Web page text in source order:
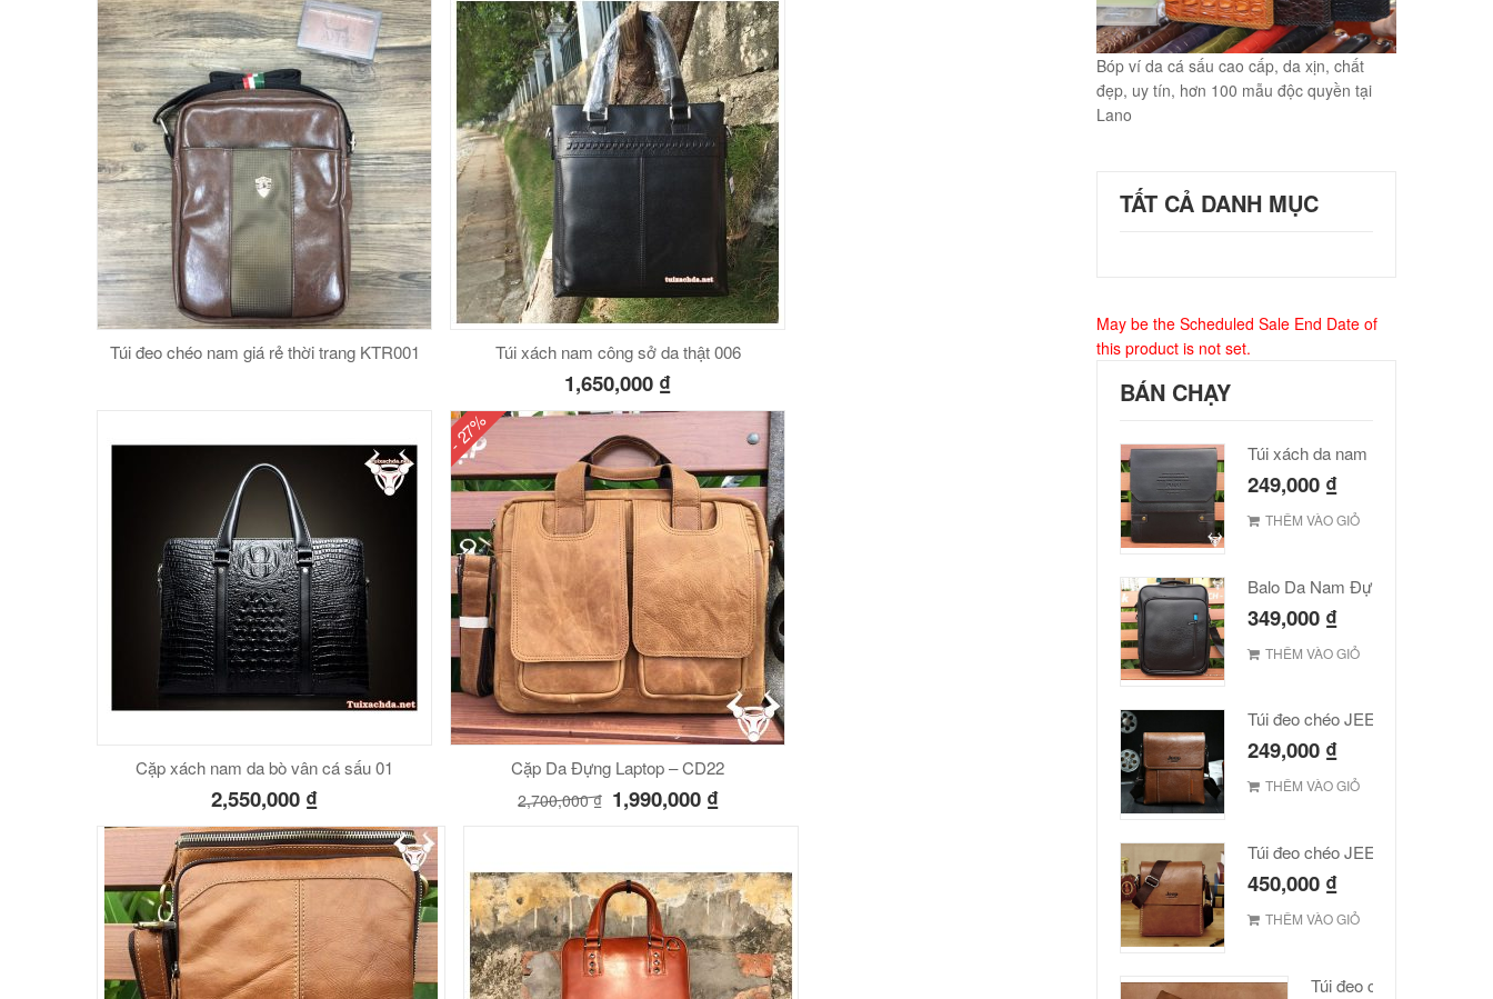
Túi đeo chéo nam giá rẻ thời trang KTR001 Túi xách nam công sở da thật 006
1,650,000 ₫
Cặp xách nam da bò vân cá sấu 01
2,550,000 ₫
- 27%
Cặp Da Đựng Laptop – CD22
2,700,000₫ 1,990,000 ₫
Bóp ví da cá sấu cao cấp, da xịn, chất
đẹp, uy tín, hơn 100 mẫu độc quyền tại
Lano
TẤT CẢ DANH MỤC
May be the Scheduled Sale End Date of
this product is not set.
BÁN CHẠY
249,000 ₫
THÊM VÀO GIỎ
Balo Da Nam Đựng Laptop Đẹp Giá Rẻ
349,000 ₫
THÊM VÀO GIỎ
249,000 ₫
THÊM VÀO GIỎ
450,000 ₫
THÊM VÀO GIỎ
Túi đeo chéo Jeep giá